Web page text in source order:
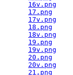
16v.png
17.png
17v.png
18.png
18v.png
19.png
19v.png
20.png
20v.png
21.png